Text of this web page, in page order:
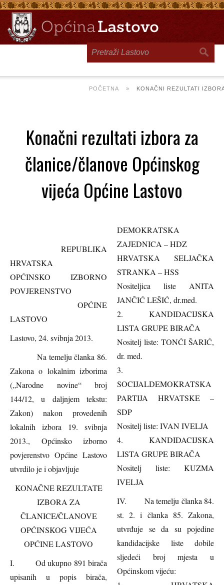
POČETNA » KONAČNI REZULTATI
Konačni rezultati izbora za
članice/članove Općinskog
vijeća Općine Lastovo
REPUBLIKA
HRVATSKA
OPĆINSKO IZBORNO
POVJERENSTVO
OPĆINE
LASTOVO
Lastovo, 24. svibnja 2013.
Na temelju članka 86.
Zakona o lokalnim izborima
(„Narodne novine“ broj
144/12, u daljnjem tekstu:
Zakon) nakon provedenih
lokalnih izbora 19. svibnja
2013., Općinsko izborno
povjerenstvo Općine Lastovo
utvrdilo je i objavljuje
KONAČNE REZULTATE
IZBORA ZA
ČLANICE/ČLANOVE
OPĆINSKOG VIJEĆA
OPĆINE LASTOVO
I. Od ukupno 891 birača
upisanih u popis birača,
DEMOKRATSKA
ZAJEDNICA – HDZ
HRVATSKA SELJAČKA
STRANKA – HSS
Nositeljica liste ANITA
JANČIĆ LEŠIĆ, dr.med.
2. KANDIDACIJSKA
LISTA GRUPE BIRAČA
Nositelj liste: TONĆI ŠARIĆ,
dr. med.
3.
SOCIJALDEMOKRATSKA
PARTIJA HRVATSKE –
SDP
Nositelj liste: IVAN IVELJA
4. KANDIDACIJSKA
LISTA GRUPE BIRAČA
Nositelj liste: KUZMA
IVELJA
IV. Na temelju članka 84.
st. 2. i članka 85. Zakona,
utvrđuje se da su pojedine
kandidacijske liste dobile
sljedeći broj mjesta u
Općinskom vijeću: